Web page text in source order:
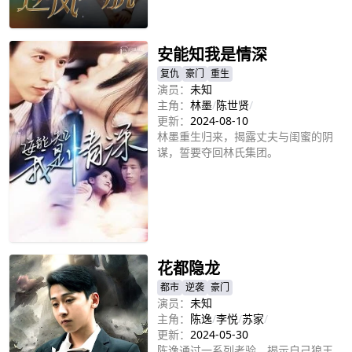
安能知我是情深
复仇 豪门 重生
演员： 未知
主角： 林墨/陈世贤/
更新： 2024-08-10
林墨重生归来，揭露丈夫与闺蜜的阴
谋，誓要夺回林氏集团。
花都隐龙
都市 逆袭 豪门
演员： 未知
主角： 陈逸/李悦/苏家/
更新： 2024-05-30